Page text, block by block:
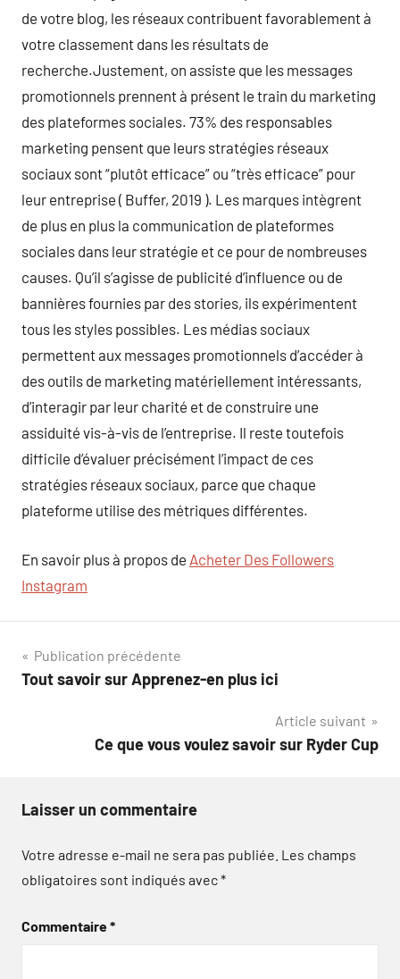
de votre blog, les réseaux contribuent favorablement à
votre classement dans les résultats de
recherche.Justement, on assiste que les messages
promotionnels prennent à présent le train du marketing
des plateformes sociales. 73% des responsables
marketing pensent que leurs stratégies réseaux
sociaux sont “plutôt efficace” ou “très efficace” pour
leur entreprise ( Buffer, 2019 ). Les marques intègrent
de plus en plus la communication de plateformes
sociales dans leur stratégie et ce pour de nombreuses
causes. Qu’il s’agisse de publicité d’influence ou de
bannières fournies par des stories, ils expérimentent
tous les styles possibles. Les médias sociaux
permettent aux messages promotionnels d’accéder à
des outils de marketing matériellement intéressants,
d’interagir par leur charité et de construire une
assiduité vis-à-vis de l’entreprise. Il reste toutefois
difficile d’évaluer précisément l’impact de ces
stratégies réseaux sociaux, parce que chaque
plateforme utilise des métriques différentes.
En savoir plus à propos de Acheter Des Followers
Instagram
Navigation
de
Publication précédente
Tout savoir sur Apprenez-en plus ici
Article suivant
Ce que vous voulez savoir sur Ryder Cup
Laisser un commentaire
Votre adresse e-mail ne sera pas publiée. Les champs
obligatoires sont indiqués avec*
Commentaire*